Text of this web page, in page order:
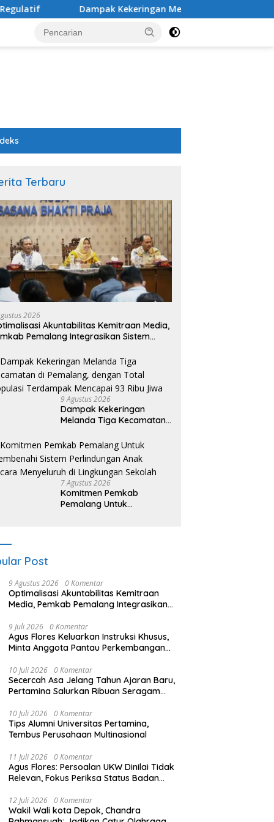
Dampak Kekeringan Melanda Tiga Kecamatan di
Ilmu Komputer UPER
Netrash,
Polda Metro Jaya Gelar
Seminar Hukum Tahun 2026
Baru
Terbaru
2026
Akuntabilitas Kemitraan Media,
Pemalang Integrasikan Sistem
9 Agustus 2026
Dampak Kekeringan
Melanda Tiga Kecamatan
Populasi Terdampak
Mencapai 93 Ribu Jiwa
7 Agustus 2026
Komitmen Pemkab
Pemalang Untuk
Post
9 Agustus 2026 0 Komentar
​Optimalisasi Akuntabilitas Kemitraan
Media, Pemkab Pemalang Integrasikan
Regulatif
9 Juli 2026 0 Komentar
Agus Flores Keluarkan Instruksi Khusus,
Minta Anggota Pantau Perkembangan
10 Juli 2026 0 Komentar
Secercah Asa Jelang Tahun Ajaran Baru,
Pertamina Salurkan Ribuan Seragam
10 Juli 2026 0 Komentar
Tips Alumni Universitas Pertamina,
Tembus Perusahaan Multinasional
11 Juli 2026 0 Komentar
Agus Flores: Persoalan UKW Dinilai Tidak
Relevan, Fokus Periksa Status Badan
12 Juli 2026 0 Komentar
Wakil Wali kota Depok, Chandra